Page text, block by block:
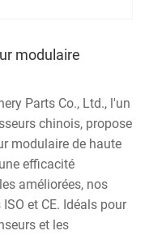
modulaire
Parts Co., Ltd., l'un
chinois, propose
modulaire de haute
efficacité
améliorées, nos
et CE. Idéals pour
et les